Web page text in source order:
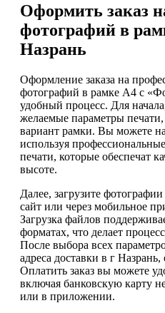
Оформить заказ
фотографий в
Назрань
Оформление заказа на
фотографий в рамке А4 с
удобный процесс. Для
желаемые параметры
вариант рамки. Вы можете
используя
печати, которые обеспечат
высоте.
Далее, загрузите
сайт или через мобильное
Загрузка файлов
форматах, что делает
После выбора всех
адреса доставки в г Назрань,
Оплатить заказ вы можете
включая банковскую карту
или в приложении.